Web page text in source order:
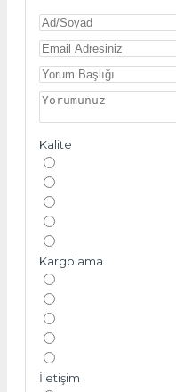
Kalite
Kargolama
İletişim